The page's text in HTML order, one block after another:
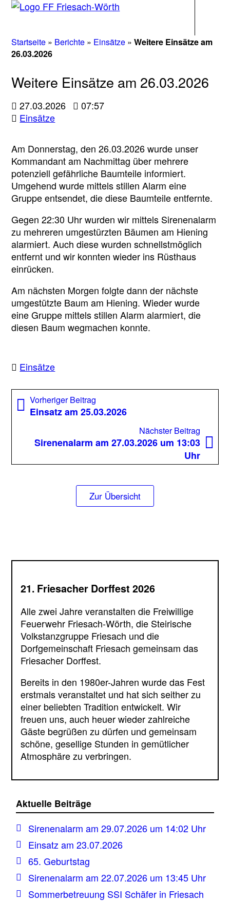
Startseite » Berichte » Einsätze »Weitere Einsätze am
26.03.2026
Weitere Einsätze am 26.03.2026
27.03.2026
07:57
Einsätze
Am Donnerstag, den 26.03.2026 wurde unser
Kommandant am Nachmittag über mehrere
potenziell gefährliche Baumteile informiert.
Umgehend wurde mittels stillen Alarm eine
Gruppe entsendet, die diese Baumteile entfernte.
Gegen 22:30 Uhr wurden wir mittels Sirenenalarm
zu mehreren umgestürzten Bäumen am Hiening
alarmiert. Auch diese wurden schnellstmöglich
entfernt und wir konnten wieder ins Rüsthaus
einrücken.
Am nächsten Morgen folgte dann der nächste
umgestützte Baum am Hiening. Wieder wurde
eine Gruppe mittels stillen Alarm alarmiert, die
diesen Baum wegmachen konnte.
Einsätze
Beitragsnavigation
Vorheriger Beitrag
Beitrag:
Einsatz am 25.03.2026
Nächster Beitrag
Sirenenalarm am 27.03.2026 um 13:03
Uhr
Zur Übersicht
21. Friesacher Dorffest 2026
Alle zwei Jahre veranstalten die Freiwillige
Feuerwehr Friesach-Wörth, die Steirische
Volkstanzgruppe Friesach und die
Dorfgemeinschaft Friesach gemeinsam das
Friesacher Dorffest.
Bereits in den 1980er-Jahren wurde das Fest
erstmals veranstaltet und hat sich seither zu
einer beliebten Tradition entwickelt. Wir
freuen uns, auch heuer wieder zahlreiche
Gäste begrüßen zu dürfen und gemeinsam
schöne, gesellige Stunden in gemütlicher
Atmosphäre zu verbringen.
Aktuelle Beiträge
Sirenenalarm am 29.07.2026 um 14:02 Uhr
Einsatz am 23.07.2026
65. Geburtstag
Sirenenalarm am 22.07.2026 um 13:45 Uhr
Sommerbetreuung SSI Schäfer in Friesach